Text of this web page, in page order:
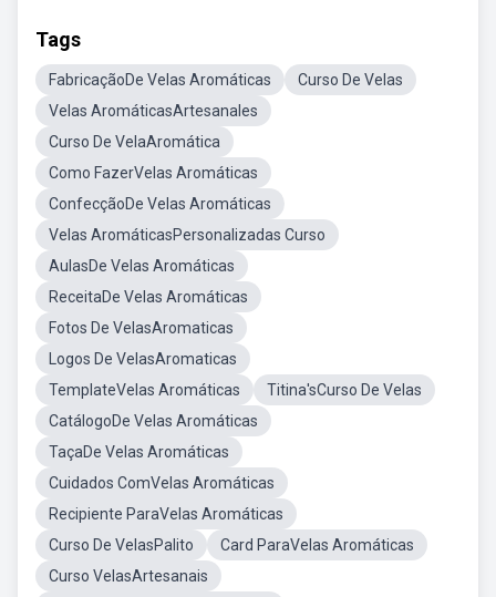
Tags
FabricaçãoDe Velas Aromáticas
Curso De Velas
Velas AromáticasArtesanales
Curso De VelaAromática
Como FazerVelas Aromáticas
ConfecçãoDe Velas Aromáticas
Velas AromáticasPersonalizadas Curso
AulasDe Velas Aromáticas
ReceitaDe Velas Aromáticas
Fotos De VelasAromaticas
Logos De VelasAromaticas
TemplateVelas Aromáticas
Titina'sCurso De Velas
CatálogoDe Velas Aromáticas
TaçaDe Velas Aromáticas
Cuidados ComVelas Aromáticas
Recipiente ParaVelas Aromáticas
Curso De VelasPalito
Card ParaVelas Aromáticas
Curso VelasArtesanais